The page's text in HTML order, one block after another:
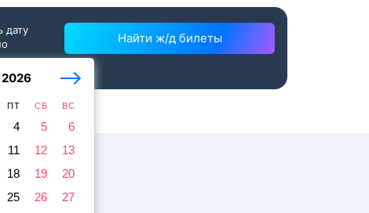
ПТ СБ ВС
4 5
6
11 12
13
18 19
20
25 26
27
дату
Найти ж/д билеты